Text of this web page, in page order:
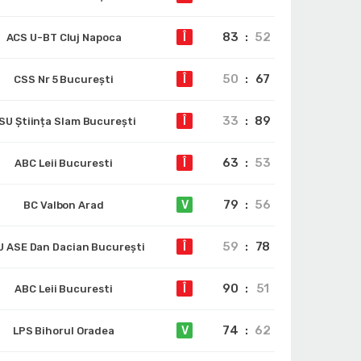
ACS U-BT Cluj Napoca 83 : 52
CSS Nr 5 București 50 : 67
Știința Slam București 33 : 89
ABC Leii Bucuresti 63 : 53
BC Valbon Arad V 79 : 56
ASE Dan Dacian București 59 : 78
ABC Leii Bucuresti 90 : 51
LPS Bihorul Oradea V 74 : 62